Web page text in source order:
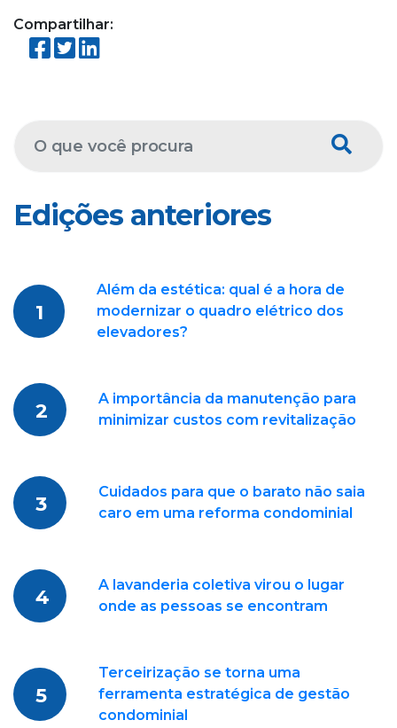
Compartilhar:
Edições anteriores
1
Além da estética: qual é a hora de
modernizar o quadro elétrico dos
elevadores?
2
A importância da manutenção para
minimizar custos com revitalização
3
Cuidados para que o barato não saia
caro em uma reforma condominial
4
A lavanderia coletiva virou o lugar
onde as pessoas se encontram
5
Terceirização se torna uma
ferramenta estratégica de gestão
condominial